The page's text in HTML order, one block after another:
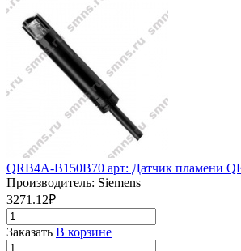
QRB4A-B150B70 арт: Датчик пламени
Производитель: Siemens
3271.12₽
Заказать В корзине